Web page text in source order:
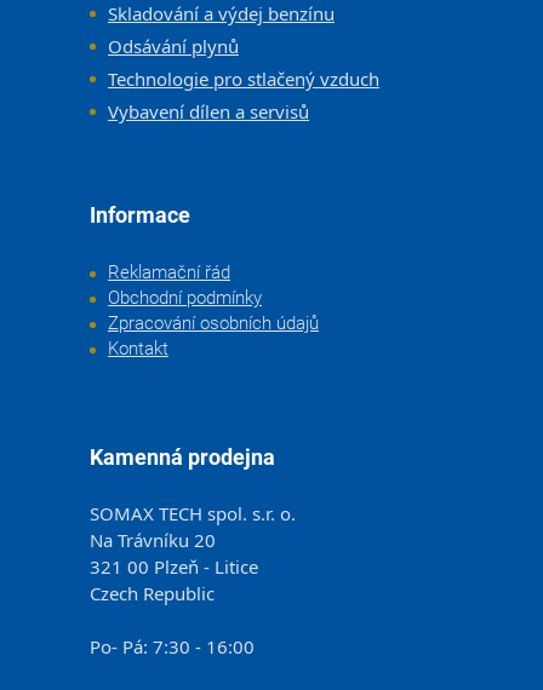
Skladování a výdej benzínu
Odsávání plynů
Technologie pro stlačený vzduch
Vybavení dílen a servisů
Informace
Reklamační řád
Obchodní podmínky
Zpracování osobních údajů
Kontakt
Kamenná prodejna
SOMAX TECH spol. s.r. o.
Na Trávníku 20
321 00 Plzeň - Litice
Czech Republic
Po- Pá: 7:30 - 16:00